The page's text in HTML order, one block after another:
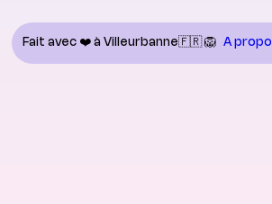
Fait avec ❤️ à Villeurbanne🇫🇷 🦁 A